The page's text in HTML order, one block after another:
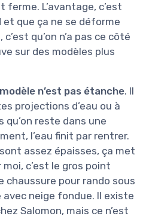
L’avantage, c’est
que ça ne se déforme
qu’on n’a pas ce côté
sur des modèles plus
n’est pas étanche. Il
projections d’eau ou à
qu’on reste dans une
l’eau finit par rentrer.
assez épaisses, ça met
c’est le gros point
chaussure pour rando sous
neige fondue. Il existe
Salomon, mais ce n’est